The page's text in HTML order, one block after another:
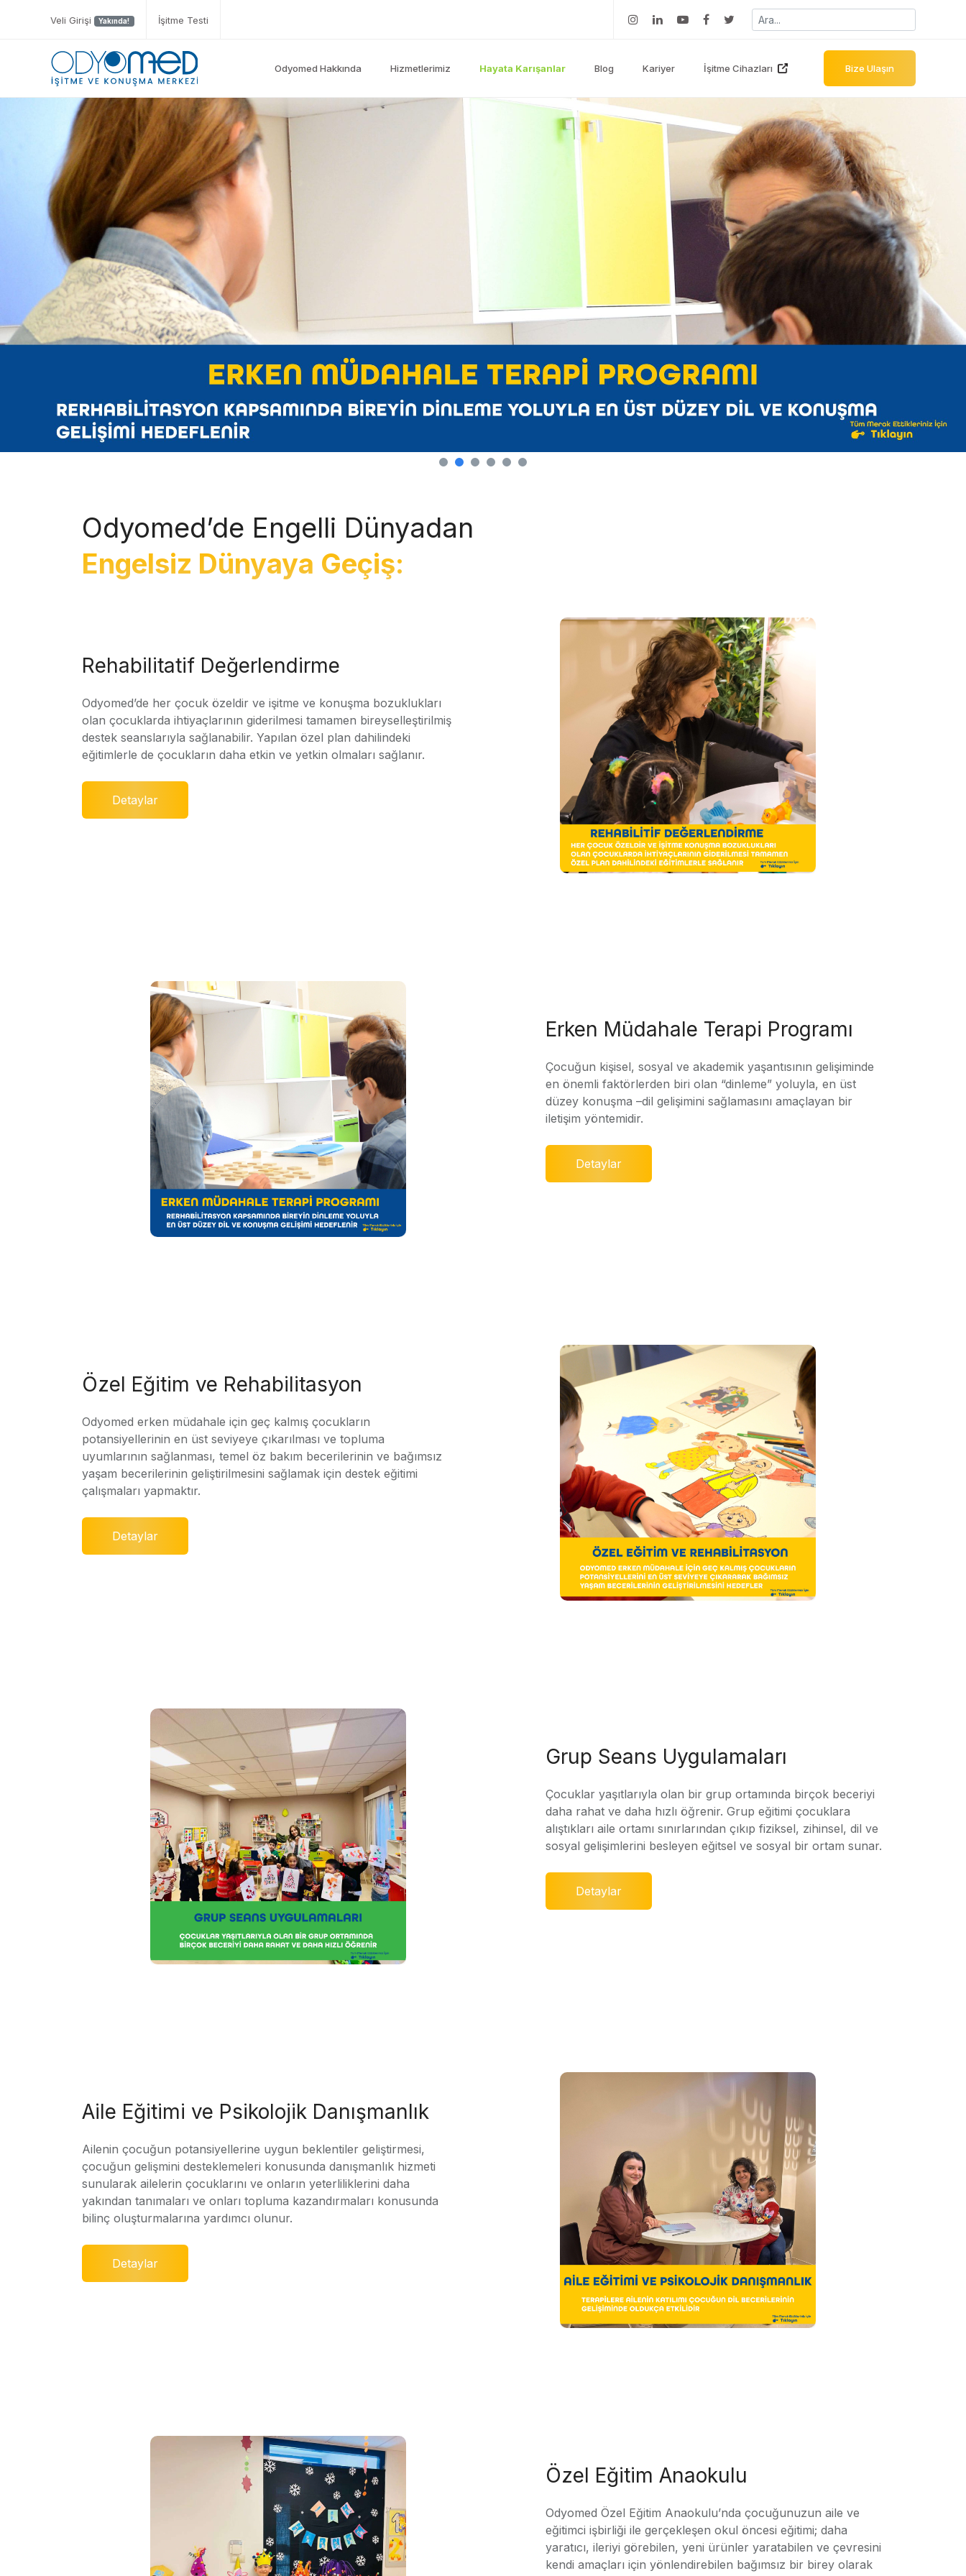
Veli Girişi Yakında! İşitme Testi
Odyomed Hakkında Hizmetlerimiz Hayata Karışanlar Blog Kariyer İşitme Cihazları Bize Ulaşın
Odyomed’de Engelli Dünyadan
Engelsiz Dünyaya Geçiş:
Rehabilitatif Değerlendirme
Odyomed’de her çocuk özeldir ve işitme ve konuşma bozuklukları
olan çocuklarda ihtiyaçlarının giderilmesi tamamen bireyselleştirilmiş
destek seanslarıyla sağlanabilir. Yapılan özel plan dahilindeki
eğitimlerle de çocukların daha etkin ve yetkin olmaları sağlanır.
Detaylar
Erken Müdahale Terapi Programı
Çocuğun kişisel, sosyal ve akademik yaşantısının gelişiminde
en önemli faktörlerden biri olan “dinleme” yoluyla, en üst
düzey konuşma –dil gelişimini sağlamasını amaçlayan bir
iletişim yöntemidir.
Detaylar
Özel Eğitim ve Rehabilitasyon
Odyomed erken müdahale için geç kalmış çocukların
potansiyellerinin en üst seviyeye çıkarılması ve topluma
uyumlarının sağlanması, temel öz bakım becerilerinin ve bağımsız
yaşam becerilerinin geliştirilmesini sağlamak için destek eğitimi
çalışmaları yapmaktır.
Detaylar
Grup Seans Uygulamaları
Çocuklar yaşıtlarıyla olan bir grup ortamında birçok beceriyi
daha rahat ve daha hızlı öğrenir. Grup eğitimi çocuklara
alıştıkları aile ortamı sınırlarından çıkıp fiziksel, zihinsel, dil ve
sosyal gelişimlerini besleyen eğitsel ve sosyal bir ortam sunar.
Detaylar
Aile Eğitimi ve Psikolojik Danışmanlık
Ailenin çocuğun potansiyellerine uygun beklentiler geliştirmesi,
çocuğun gelişmini desteklemeleri konusunda danışmanlık hizmeti
sunularak ailelerin çocuklarını ve onların yeterliliklerini daha
yakından tanımaları ve onları topluma kazandırmaları konusunda
bilinç oluşturmalarına yardımcı olunur.
Detaylar
Özel Eğitim Anaokulu
Odyomed Özel Eğitim Anaokulu’nda çocuğunuzun aile ve
eğitimci işbirliği ile gerçekleşen okul öncesi eğitimi; daha
yaratıcı, ileriyi görebilen, yeni ürünler yaratabilen ve çevresini
kendi amaçları için yönlendirebilen bağımsız bir birey olarak